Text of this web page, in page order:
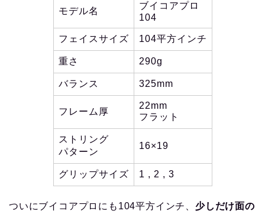
モデル名
ブイコアプロ
104
フェイスサイズ 104平方インチ
重さ 290g
バランス 325mm
フレーム厚
22mm
フラット
ストリング
パターン
16×19
グリップサイズ 1 , 2 , 3
ついにブイコアプロにも104平方インチ、 少しだけ面の